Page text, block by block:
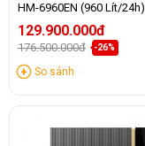
HM-6960EN (960 Lít/24h)
129.900.000đ
176.500.000đ -26%
So sánh